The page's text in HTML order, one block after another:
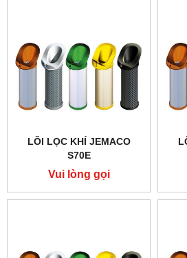
LÕI LỌC KHÍ JEMACO
S70E
Vui lòng gọi